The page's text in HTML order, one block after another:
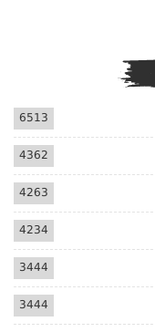
6513
4362
4263
4234
3444
3444